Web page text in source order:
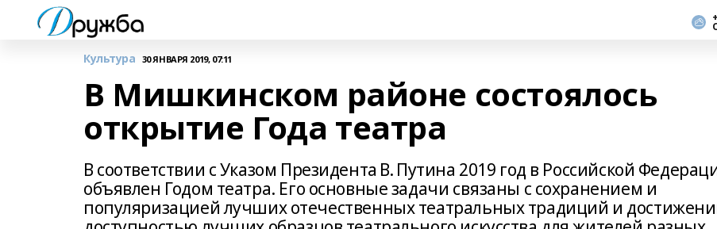
Культура 30 ЯНВАРЯ 2019, 07:11
В Мишкинском районе состоялось
открытие Года театра
В соответствии с Указом Президента В. Путина 2019 год в Российской
объявлен Годом театра. Его основные задачи связаны с сохранением и
популяризацией лучших отечественных театральных традиций и